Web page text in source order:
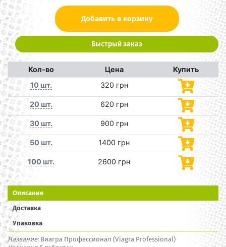
Кол-во Цена
Купить
10 шт.
320 грн
20 шт. 620 грн
30 шт. 900 грн
50 шт. 1400 грн
100 шт. 2600 грн
Описание
Доставка
Упаковка
Название: Виагра Профессионал (Viagra Professional)
Добавить в корзину
Быстрый заказ